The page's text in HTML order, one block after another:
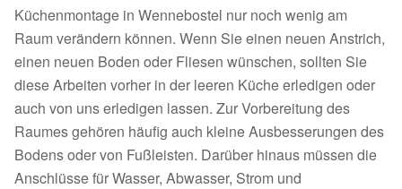
Küchenmontage in Wennebostel nur noch wenig am
Raum verändern können. Wenn Sie einen neuen Anstrich,
einen neuen Boden oder Fliesen wünschen, sollten Sie
diese Arbeiten vorher in der leeren Küche erledigen oder
auch von uns erledigen lassen. Zur Vorbereitung des
Raumes gehören häufig auch kleine Ausbesserungen des
Bodens oder von Fußleisten. Darüber hinaus müssen die
Anschlüsse für Wasser, Abwasser, Strom und